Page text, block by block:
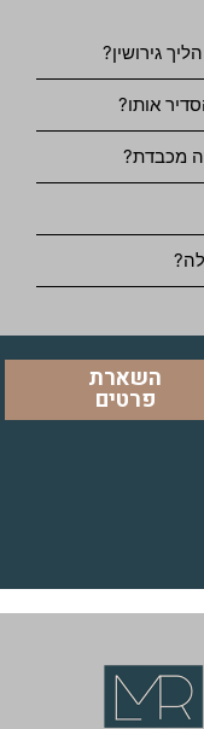
גירושין?
אותו?
מכבדת?
השארת
פרטים